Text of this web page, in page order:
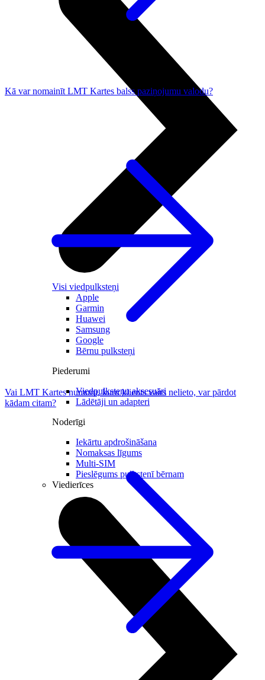
Visi viedpulksteņi
Apple
Garmin
Huawei
Samsung
Google
Bērnu pulksteņi
Piederumi
Viedpulksteņu aksesuāri
Lādētāji un adapteri
Noderīgi
Iekārtu apdrošināšana
Nomaksas līgums
Multi-SIM
Pieslēgums pulkstenī bērnam
Viedierīces
Kā var nomainīt LMT Kartes balss paziņojumu valodu?
Vai LMT Kartes numuru, kuru klients vairs nelieto, var pārdot
kādam citam?